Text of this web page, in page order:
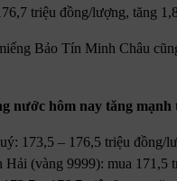
triệu đồng/lượng, tăng
Bảo Tín Minh Châu
nước hôm nay tăng mạnh
173,5 – 176,5 triệu đồng/
Hải (vàng 9999): mua 171,5